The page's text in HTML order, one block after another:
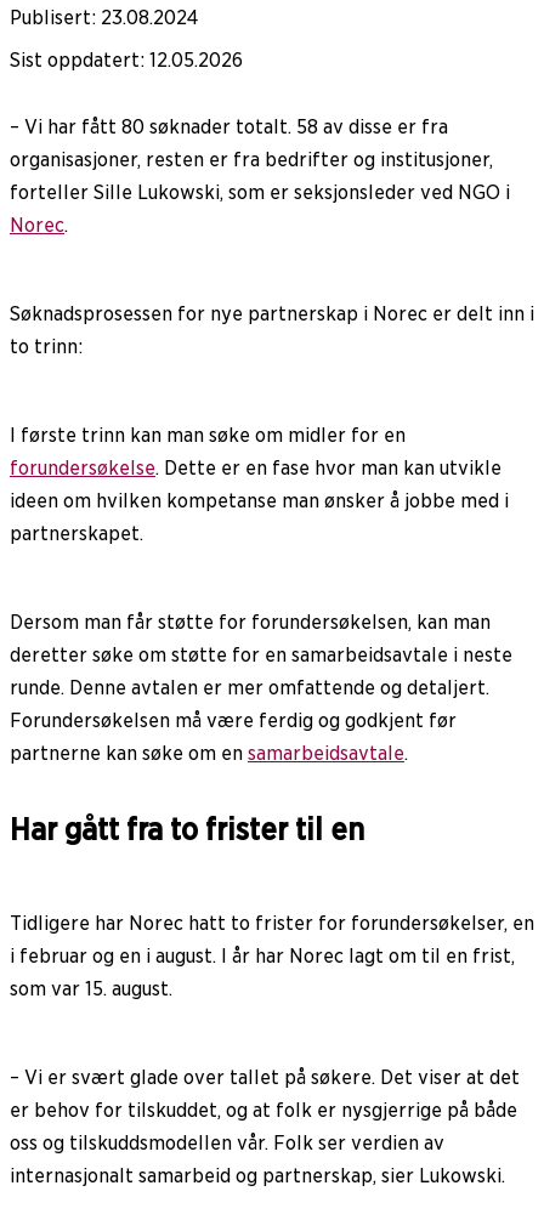
Publisert: 23.08.2024
Sist oppdatert: 12.05.2026
– Vi har fått 80 søknader totalt. 58 av disse er fra
organisasjoner, resten er fra bedrifter og institusjoner,
forteller Sille Lukowski, som er seksjonsleder ved NGO i
Norec.
Søknadsprosessen for nye partnerskap i Norec er delt inn i
to trinn:
I første trinn kan man søke om midler for en
forundersøkelse. Dette er en fase hvor man kan utvikle
ideen om hvilken kompetanse man ønsker å jobbe med i
partnerskapet.
Dersom man får støtte for forundersøkelsen, kan man
deretter søke om støtte for en samarbeidsavtale i neste
runde. Denne avtalen er mer omfattende og detaljert.
Forundersøkelsen må være ferdig og godkjent før
partnerne kan søke om en samarbeidsavtale.
Har gått fra to frister til en
Tidligere har Norec hatt to frister for forundersøkelser, en
i februar og en i august. I år har Norec lagt om til en frist,
som var 15. august.
– Vi er svært glade over tallet på søkere. Det viser at det
er behov for tilskuddet, og at folk er nysgjerrige på både
oss og tilskuddsmodellen vår. Folk ser verdien av
internasjonalt samarbeid og partnerskap, sier Lukowski.